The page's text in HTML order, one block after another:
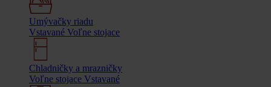
Umývačky riadu
Vstavané Voľne stojace
Chladničky a mrazničky
Voľne stojace Vstavané